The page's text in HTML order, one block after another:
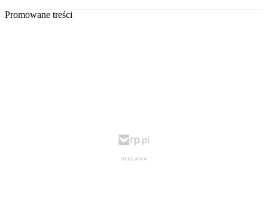
Promowane treści